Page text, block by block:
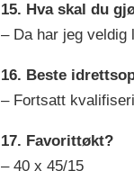
15. Hva skal du
– Da har jeg
16. Beste
– Fortsatt
17. Favorittøkt?
– 40 x 45/15